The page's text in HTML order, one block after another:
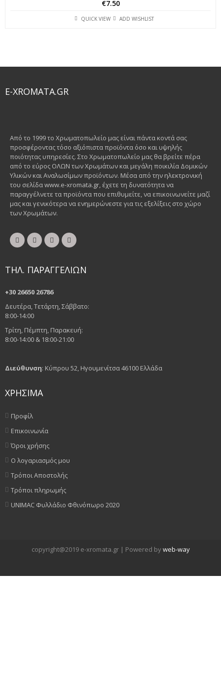
€7.50
QUICK VIEW ADD WISHLIST
E-XROMATA.GR
Από το 1999 το Χρωματοπωλείο μας είναι πάντα κοντά σας
προσφέροντας τόσο αξιόπιστα προϊόντα όσο και υψηλής
ποιότητας υπηρεσίες. Στο Χρωματοπωλείο μας θα βρείτε πέρα
από το εύρος ΟΛΩΝ των Χρωμάτων και μεγάλη ποικιλία Δομικών
Υλικών και Αναλωσίμων προϊόντων. Μέσα από την ηλεκτρονική
του σελίδα www.e-xromata.gr, έχετε τη δυνατότητα να
παραγγέλνετε τα προϊόντα που επιθυμείτε, να επικοινωνείτε μαζί
μας και γενικότερα να ενημερώνεστε για τις εξελίξεις στο χώρο
των Χρωμάτων.
ΤΗΛ. ΠΑΡΑΓΓΕΛΙΩΝ
+30 26650 26786
Δευτέρα, Τετάρτη, Σάββατο:
8:00-14:00
Τρίτη, Πέμπτη, Παρακευή:
8:00-14:00 & 18:00-21:00
Διεύθυνση: Κύπρου 52, Ηγουμενίτσα 46100 Ελλάδα
ΧΡΗΣΙΜΑ
Προφίλ
Επικοινωνία
Όροι χρήσης
Ο λογαριασμός μου
Τρόποι Αποστολής
Τρόποι πληρωμής
UNIMAC Φυλλάδιο Φθινόπωρο 2020
copyright@2019 e-xromata.gr | Powered byweb-way